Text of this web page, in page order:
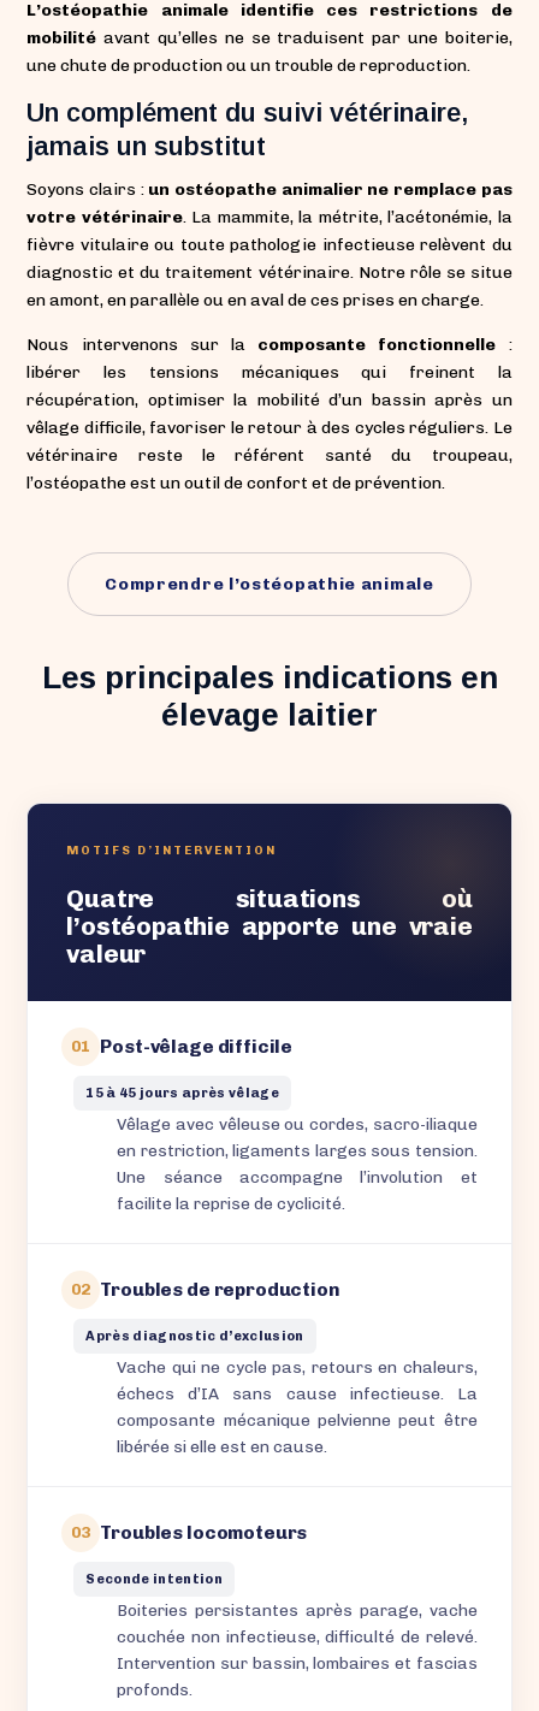
L’ostéopathie animale identifie ces restrictions de
mobilité avant qu’elles ne se traduisent par une boiterie,
une chute de production ou un trouble de reproduction.
Un complément du suivi vétérinaire,
jamais un substitut
Soyons clairs : un ostéopathe animalier ne remplace pas
votre vétérinaire. La mammite, la métrite, l’acétonémie, la
fièvre vitulaire ou toute pathologie infectieuse relèvent du
diagnostic et du traitement vétérinaire. Notre rôle se situe
en amont, en parallèle ou en aval de ces prises en charge.
Nous intervenons sur la composante fonctionnelle :
libérer les tensions mécaniques qui freinent la
récupération, optimiser la mobilité d’un bassin après un
vêlage difficile, favoriser le retour à des cycles réguliers. Le
vétérinaire reste le référent santé du troupeau,
l’ostéopathe est un outil de confort et de prévention.
Comprendre l’ostéopathie animale
Les principales indications en
élevage laitier
MOTIFS D’INTERVENTION
Quatre situations où
l’ostéopathie apporte une vraie
valeur
01 Post-vêlage difficile
15 à 45 jours après vêlage
Vêlage avec vêleuse ou cordes, sacro-iliaque
en restriction, ligaments larges sous tension.
Une séance accompagne l’involution et
facilite la reprise de cyclicité.
02 Troubles de reproduction
Après diagnostic d’exclusion
Vache qui ne cycle pas, retours en chaleurs,
échecs d’IA sans cause infectieuse. La
composante mécanique pelvienne peut être
libérée si elle est en cause.
03 Troubles locomoteurs
Seconde intention
Boiteries persistantes après parage, vache
couchée non infectieuse, difficulté de relevé.
Intervention sur bassin, lombaires et fascias
profonds.